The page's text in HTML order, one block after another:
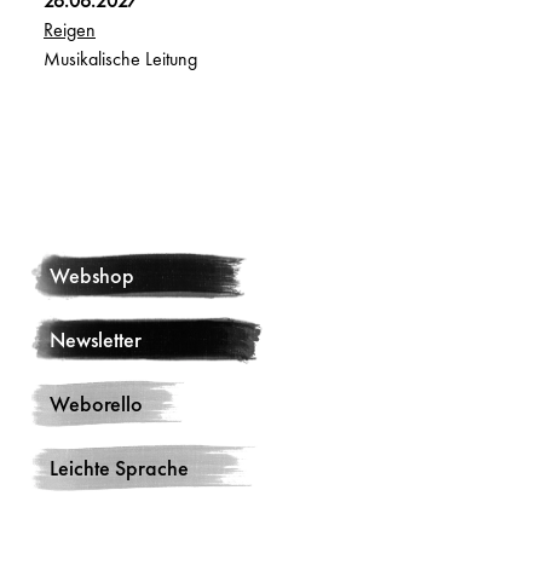
Webshop
Newsletter
Weborello
Leichte Sprache
Reigen
Musikalische Leitung